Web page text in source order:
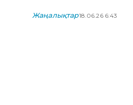
Жаңалықтар18.06.26 6:43